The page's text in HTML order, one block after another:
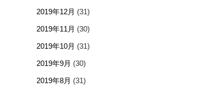
2019年12月 (31)
2019年11月 (30)
2019年10月 (31)
2019年9月 (30)
2019年8月 (31)